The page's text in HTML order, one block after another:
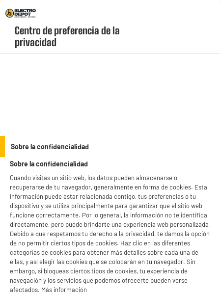
Menú
geolocation-header-icon-text
account
Vision HDMI 2.1 WiFi
Centro de preferencia de la
privacidad
Sobre la confidencialidad
Sobre la confidencialidad
Cuando visitas un sitio web, los datos pueden almacenarse o
recuperarse de tu navegador, generalmente en forma de cookies. Esta
información puede estar relacionada contigo, tus preferencias o tu
dispositivo y se utiliza principalmente para garantizar que el sitio web
funcione correctamente. Por lo general, la información no te identifica
directamente, pero puede brindarte una experiencia web personalizada.
Debido a que respetamos tu derecho a la privacidad, te damos la opción
de no permitir ciertos tipos de cookies. Haz clic en las diferentes
categorías de cookies para obtener más detalles sobre cada una de
ellas, y así elegir las cookies que se colocarán en tu navegador. Sin
embargo, si bloqueas ciertos tipos de cookies, tu experiencia de
navegación y los servicios que podemos ofrecerte pueden verse
afectados. Más información